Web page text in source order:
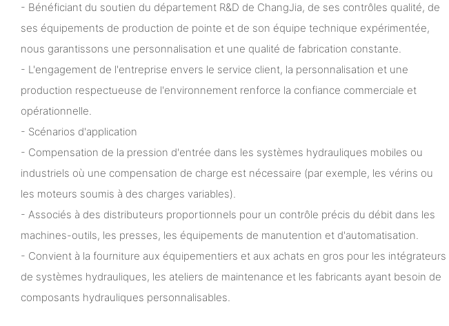
- Bénéficiant du soutien du département R&D de ChangJia, de ses contrôles qualité, de
ses équipements de production de pointe et de son équipe technique expérimentée,
nous garantissons une personnalisation et une qualité de fabrication constante.
- L'engagement de l'entreprise envers le service client, la personnalisation et une
production respectueuse de l'environnement renforce la confiance commerciale et
opérationnelle.
- Scénarios d'application
- Compensation de la pression d'entrée dans les systèmes hydrauliques mobiles ou
industriels où une compensation de charge est nécessaire (par exemple, les vérins ou
les moteurs soumis à des charges variables).
- Associés à des distributeurs proportionnels pour un contrôle précis du débit dans les
machines-outils, les presses, les équipements de manutention et d'automatisation.
- Convient à la fourniture aux équipementiers et aux achats en gros pour les intégrateurs
de systèmes hydrauliques, les ateliers de maintenance et les fabricants ayant besoin de
composants hydrauliques personnalisables.